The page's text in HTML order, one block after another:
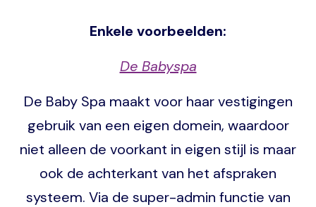
Enkele voorbeelden:
De Babyspa
De Baby Spa maakt voor haar vestigingen
gebruik van een eigen domein, waardoor
niet alleen de voorkant in eigen stijl is maar
ook de achterkant van het afspraken
systeem. Via de super-admin functie van